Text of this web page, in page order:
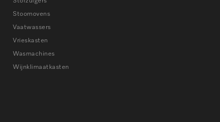
Stoomovens
Vaatwassers
Vrieskasten
Wasmachines
Wijnklimaatkasten